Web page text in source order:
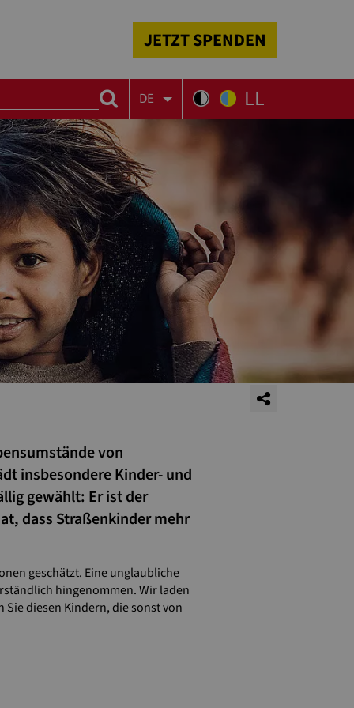
JETZT SPENDEN
DE LL
von
insbesondere Kinder- und
gewählt: Er ist der
dass Straßenkinder mehr
geschätzt. Eine unglaubliche
hingenommen. Wir laden
diesen Kindern, die sonst von